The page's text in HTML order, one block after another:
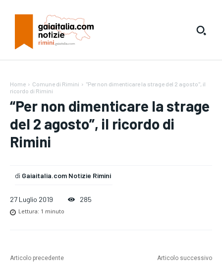
Home Comune di Rimini
"Per non dimenticare la strage del 2 agosto", il
ricordo di Rimini
“Per non dimenticare la strage
del 2 agosto”, il ricordo di
Rimini
di Gaiaitalia.com Notizie Rimini
27 Luglio 2019 285
Lettura: 1 minuto
Articolo precedente Articolo successivo